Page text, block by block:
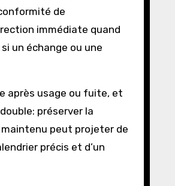
de
immédiate quand
un échange ou une
après usage ou fuite, et
préserver la
maintenu peut projeter de
précis et d’un